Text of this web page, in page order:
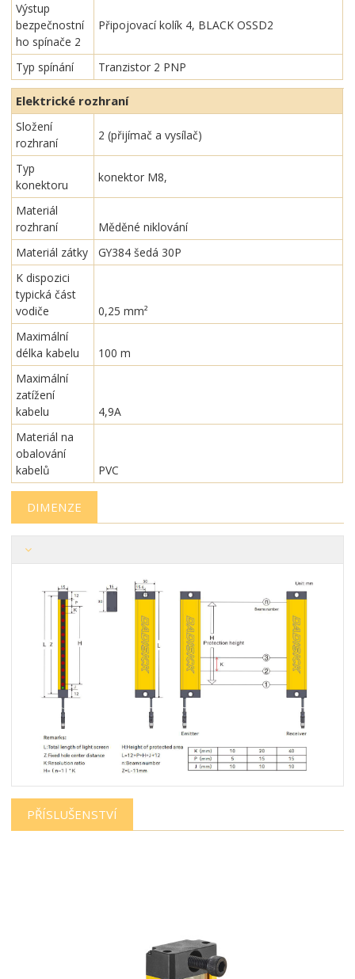
Výstup
bezpečnostní
ho spínače 2
Připojovací kolík 4, BLACK OSSD2
Typ spínání Tranzistor 2 PNP
Elektrické rozhraní
Složení
rozhraní
2 (přijímač a vysílač)
Typ
konektoru
konektor M8,
Materiál
rozhraní
Měděné niklování
Materiál zátky
GY384 šedá 30P
K dispozici
typická část
vodiče
0,25 mm²
Maximální
délka kabelu
100 m
Maximální
zatížení
kabelu
4,9A
Materiál na
obalování
kabelů
PVC
DIMENZE
PŘÍSLUŠENSTVÍ